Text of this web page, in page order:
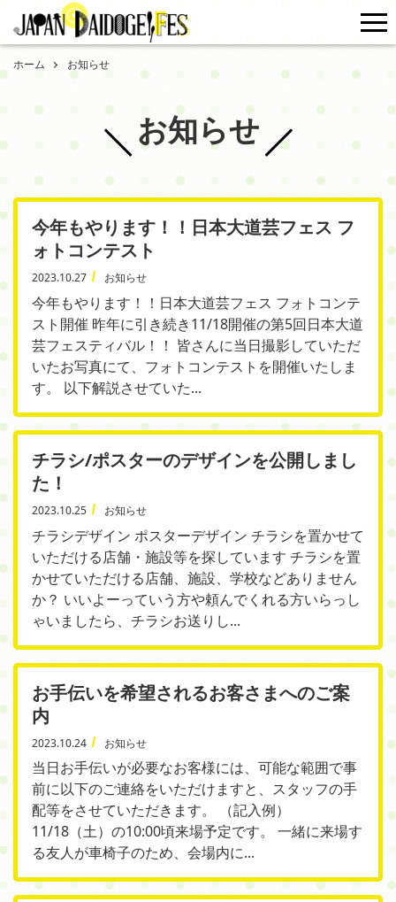
ホーム お知らせ
お知らせ
今年もやります！！日本大道芸フェス フ
ォトコンテスト
2023.10.27 お知らせ
今年もやります！！日本大道芸フェス フォトコンテ
スト開催 昨年に引き続き11/18開催の第5回日本大道
芸フェスティバル！！ 皆さんに当日撮影していただ
いたお写真にて、フォトコンテストを開催いたしま
す。 以下解説させていた...
チラシ/ポスターのデザインを公開しまし
た！
2023.10.25 お知らせ
チラシデザイン ポスターデザイン チラシを置かせて
いただける店舗・施設等を探しています チラシを置
かせていただける店舗、施設、学校などありません
か？ いいよーっていう方や頼んでくれる方いらっし
ゃいましたら、チラシお送りし...
お手伝いを希望されるお客さまへのご案
内
2023.10.24 お知らせ
当日お手伝いが必要なお客様には、可能な範囲で事
前に以下のご連絡をいただけますと、スタッフの手
配等をさせていただきます。 （記入例）
11/18（土）の10:00頃来場予定です。 一緒に来場す
る友人が車椅子のため、会場内に...